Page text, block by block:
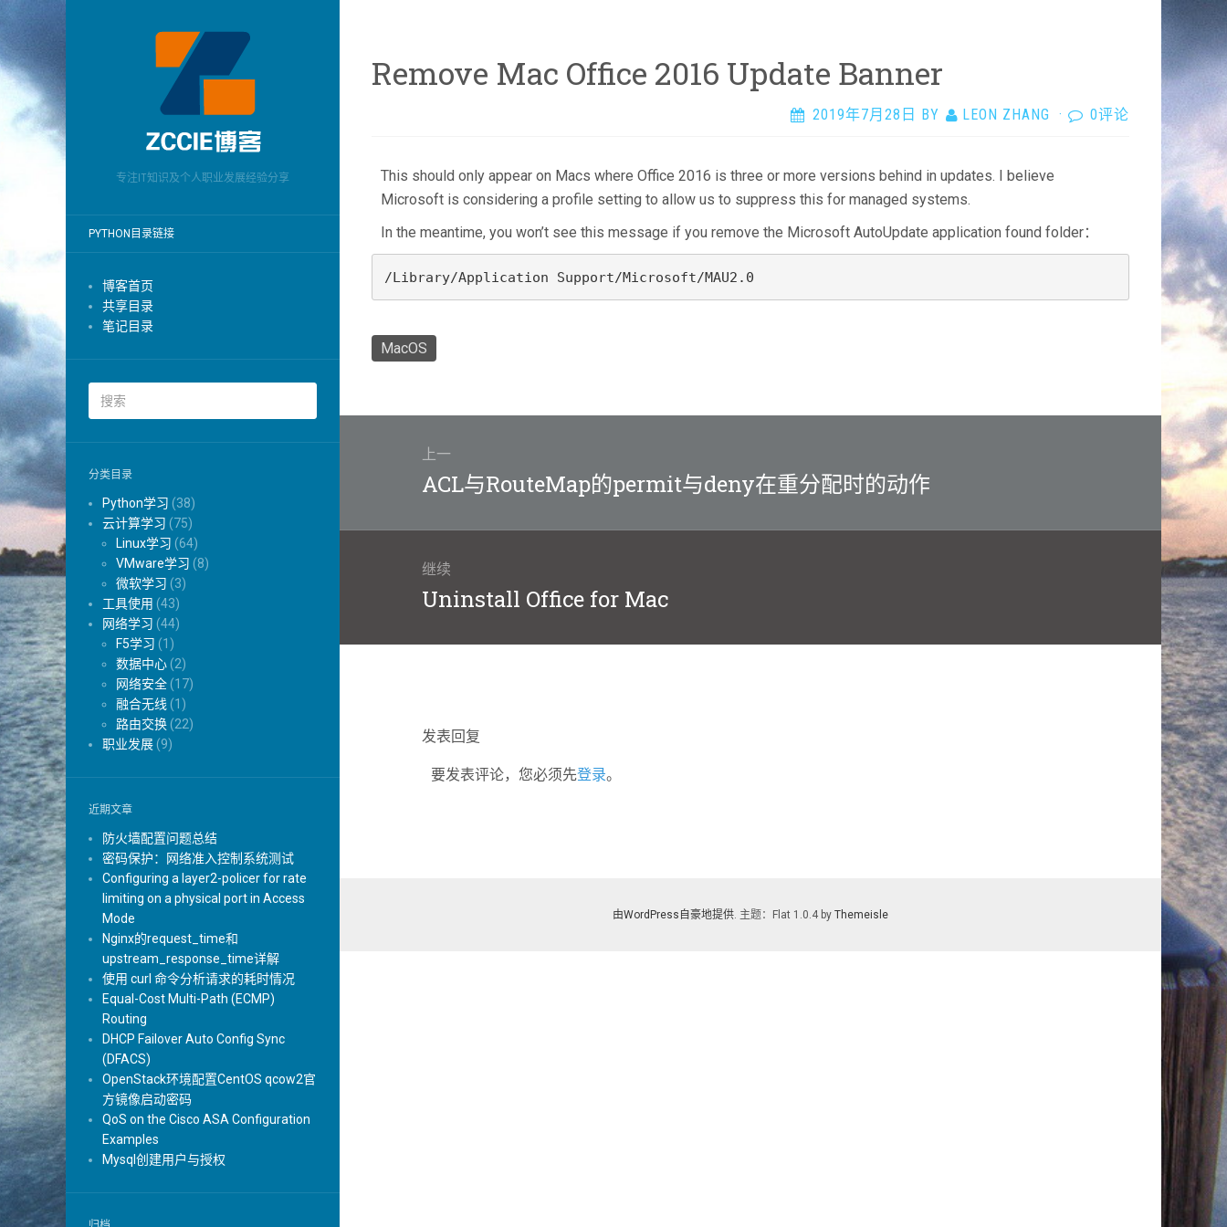
专注IT知识及个人职业发展经验分享
PYTHON目录链接
博客首页
共享目录
笔记目录
分类目录
Python学习 (38)
云计算学习 (75)
Linux学习 (64)
VMware学习 (8)
微软学习 (3)
工具使用 (43)
网络学习 (44)
F5学习 (1)
数据中心(2)
网络安全(17)
融合无线 (1)
路由交换(22)
职业发展(9)
近期文章
防火墙配置问题总结
密码保护：网络准入控制系统测试
Configuring a layer2-policer for rate
limiting on a physical port in Access
Mode
Nginx的request_time和
upstream_response_time详解
使用 curl 命令分析请求的耗时情况
Equal-Cost Multi-Path (ECMP)
Routing
DHCP Failover Auto Config Sync
(DFACS)
OpenStack环境配置CentOS qcow2官
方镜像启动密码
QoS on the Cisco ASA Configuration
Examples
Mysql创建用户与授权
Remove Mac Office 2016 Update Banner
2019年7月28日 BY LEON ZHANG · 0评论
This should only appear on Macs where Office 2016 is three or more versions behind in updates. I believe
Microsoft is considering a profile setting to allow us to suppress this for managed systems.
In the meantime, you won’t see this message if you remove the Microsoft AutoUpdate application found folder：
/Library/Application Support/Microsoft/MAU2.0
MacOS
航
上一
上
ACL与RouteMap的permit与deny在重分配时的动作
继续
下
Uninstall Office for Mac
发表回复
要发表评论，您必须先登录。
由WordPress自豪地提供. 主题：Flat 1.0.4 by Themeisle